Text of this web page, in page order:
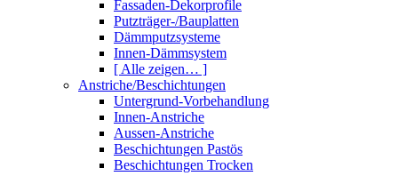
Fassaden-Dekorprofile
Putzträger-/Bauplatten
Dämmputzsysteme
Innen-Dämmsystem
[ Alle zeigen… ]
Anstriche/Beschichtungen
Untergrund-Vorbehandlung
Innen-Anstriche
Aussen-Anstriche
Beschichtungen Pastös
Beschichtungen Trocken